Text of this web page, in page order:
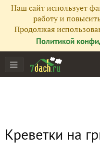
Наш сайт использует
работу и
Продолжая
Политикой
Креветки на